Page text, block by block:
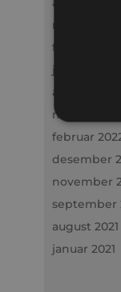
mars 2023
februar 2023
januar 2023
april 2022
mars 2022
februar
desember
november
september
august 2021
januar 2021